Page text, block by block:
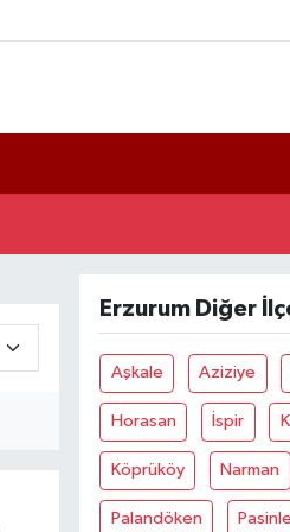
Erzurum Diğer
Aşkale Aziziye
Horasan İspir
Köprüköy Narman
Palandöken